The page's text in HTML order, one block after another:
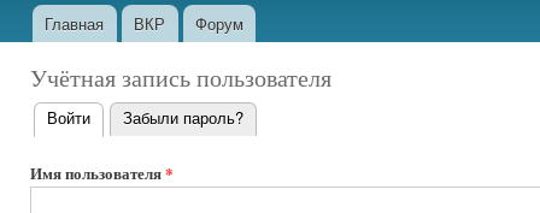
Главное меню
Главная ВКР Форум
Учётная запись пользователя
Главные
вкладки
Войти (активная вкладка)
Забыли пароль?
Имя пользователя*